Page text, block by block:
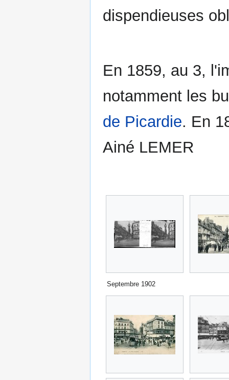
dispendieuses
En 1859, au 3,
notamment les
de Picardie. En
Ainé LEMER
Septembre 1902